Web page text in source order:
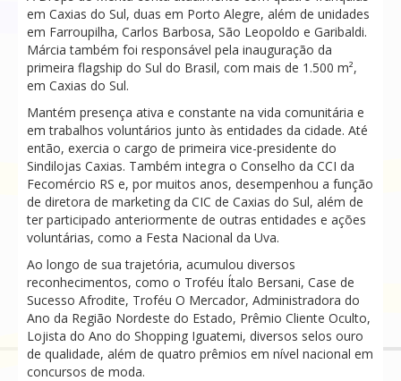
em Caxias do Sul, duas em Porto Alegre, além de unidades
em Farroupilha, Carlos Barbosa, São Leopoldo e Garibaldi.
Márcia também foi responsável pela inauguração da
primeira flagship do Sul do Brasil, com mais de 1.500 m²,
em Caxias do Sul.
Mantém presença ativa e constante na vida comunitária e
em trabalhos voluntários junto às entidades da cidade. Até
então, exercia o cargo de primeira vice-presidente do
Sindilojas Caxias. Também integra o Conselho da CCI da
Fecomércio RS e, por muitos anos, desempenhou a função
de diretora de marketing da CIC de Caxias do Sul, além de
ter participado anteriormente de outras entidades e ações
voluntárias, como a Festa Nacional da Uva.
Ao longo de sua trajetória, acumulou diversos
reconhecimentos, como o Troféu Ítalo Bersani, Case de
Sucesso Afrodite, Troféu O Mercador, Administradora do
Ano da Região Nordeste do Estado, Prêmio Cliente Oculto,
Lojista do Ano do Shopping Iguatemi, diversos selos ouro
de qualidade, além de quatro prêmios em nível nacional em
concursos de moda.